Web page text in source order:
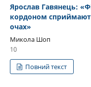
Ярослав Гавянець:
кордоном
очах»
Микола Шоп
10
Повний текст